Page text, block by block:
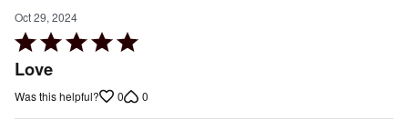
Oct 29, 2024
Rated
5
of
Love
Was this helpful? 0 0